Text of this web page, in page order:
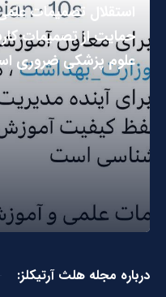
استقلال تصمیمات
حمایت از تصمیمات
علوم پزشکی ضروری
درباره مجله هلث آرتیکلز: